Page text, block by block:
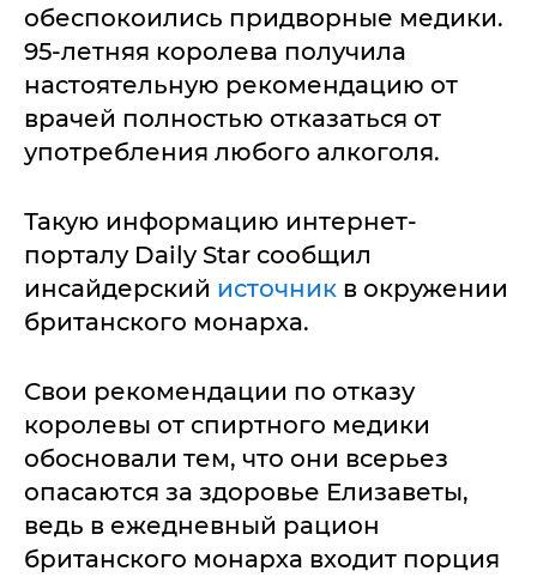
обеспокоились придворные медики.
95-летняя королева получила
настоятельную рекомендацию от
врачей полностью отказаться от
употребления любого алкоголя.
Такую информацию интернет-
порталу Daily Star сообщил
инсайдерский источник в окружении
британского монарха.
Свои рекомендации по отказу
королевы от спиртного медики
обосновали тем, что они всерьез
опасаются за здоровье Елизаветы,
ведь в ежедневный рацион
британского монарха входит порция